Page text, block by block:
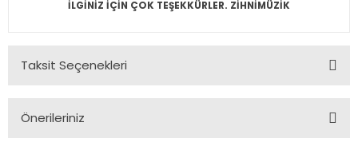
İLGİNİZ İÇİN ÇOK TEŞEKKÜRLER. ZİHNİMÜZİK
Taksit Seçenekleri
Önerileriniz